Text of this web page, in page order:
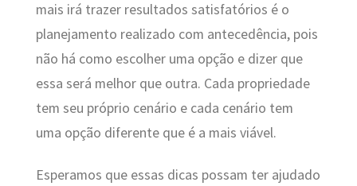
mais irá trazer resultados satisfatórios é o
planejamento realizado com antecedência, pois
não há como escolher uma opção e dizer que
essa será melhor que outra. Cada propriedade
tem seu próprio cenário e cada cenário tem
uma opção diferente que é a mais viável.
Esperamos que essas dicas possam ter ajudado